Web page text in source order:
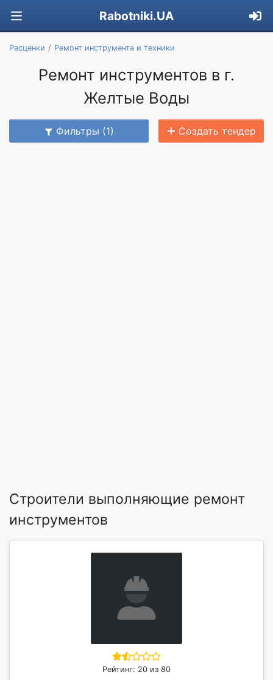
Rabotniki.UA
Расценки Ремонт инструмента и техники
Ремонт инструментов в г.
Желтые Воды
Фильтры (1) Создать тендер
Строители выполняющие ремонт
инструментов
Рейтинг: 20 из 80